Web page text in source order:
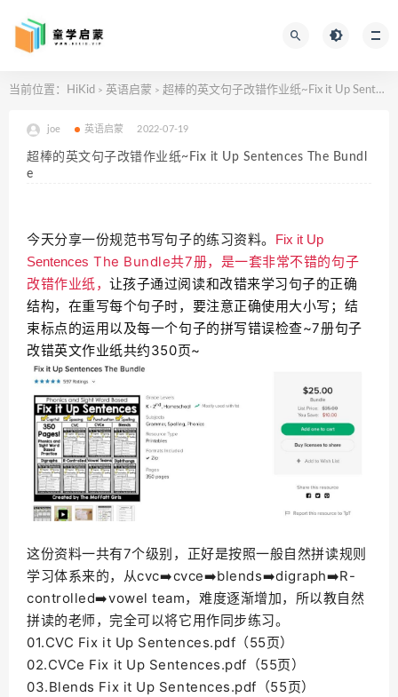
当前位置： HiKid > 英语启蒙 > 超棒的英文句子改错作业纸~Fix it Up Sentences The Bundle
joe 英语启蒙 2022-07-19
超棒的英文句子改错作业纸~Fix it Up Sentences The Bundl
e
今天分享一份规范书写句子的练习资料。
Fix it Up
Sentences The Bundle共7册，是一套非常不错的句子
改错作业纸， 让孩子通过阅读和改错来学习句子的正确
结构，在重写每个句子时，要注意正确使用大小写；结
束标点的运用以及每一个句子的拼写错误检查~7册句子
改错英文作业纸共约350页~
这份资料一共有7个级别，正好是按照一般自然拼读规则
学习体系来的，从cvc➡️cvce➡️blends➡️digraph➡️R-
controlled➡️vowel team，难度逐渐增加，所以教自然
拼读的老师，完全可以将它用作同步练习。
01.CVC Fix it Up Sentences.pdf（55页）
02.CVCe Fix it Up Sentences.pdf（55页）
03.Blends Fix it Up Sentences.pdf（55页）